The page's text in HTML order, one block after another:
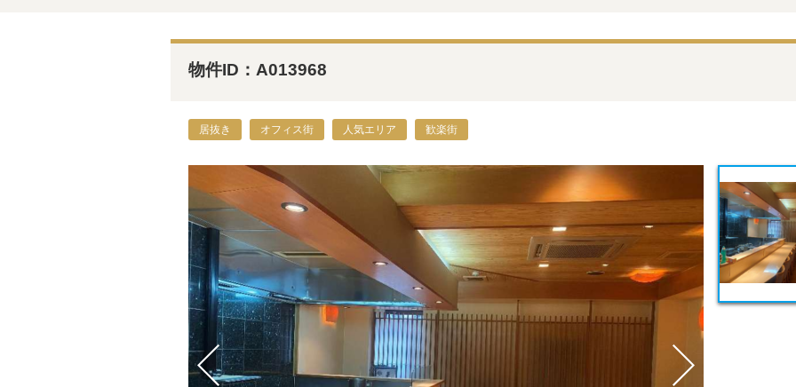
物件ID：A013968
居抜き オフィス街 人気エリア 歓楽街